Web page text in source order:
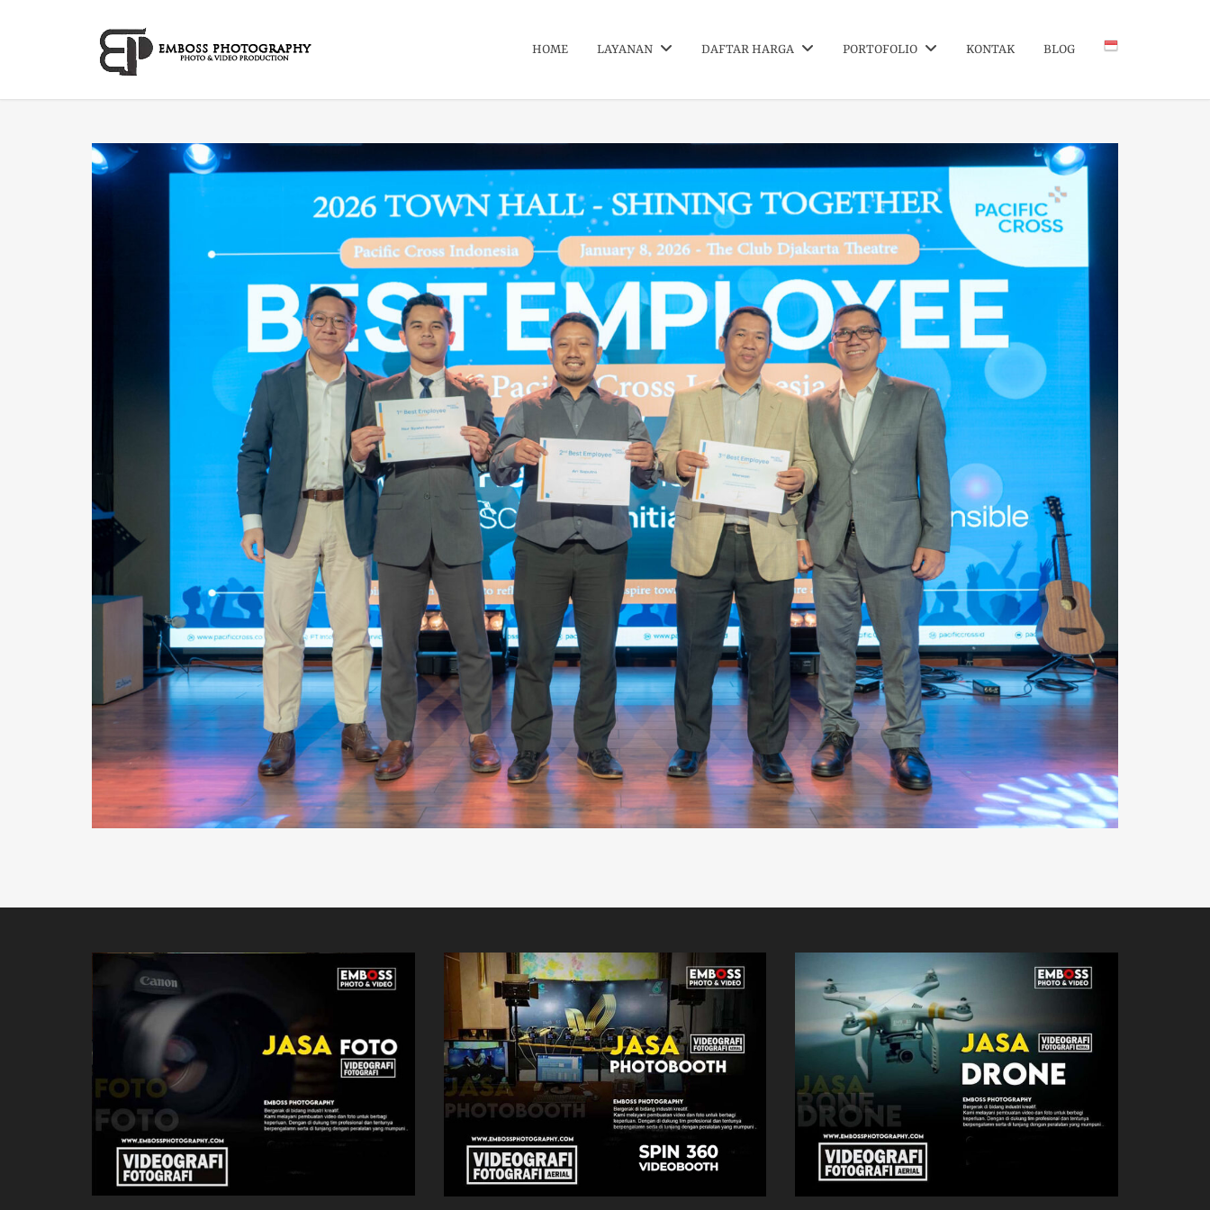
HOME LAYANAN DAFTAR HARGA PORTOFOLIO KONTAK BLOG